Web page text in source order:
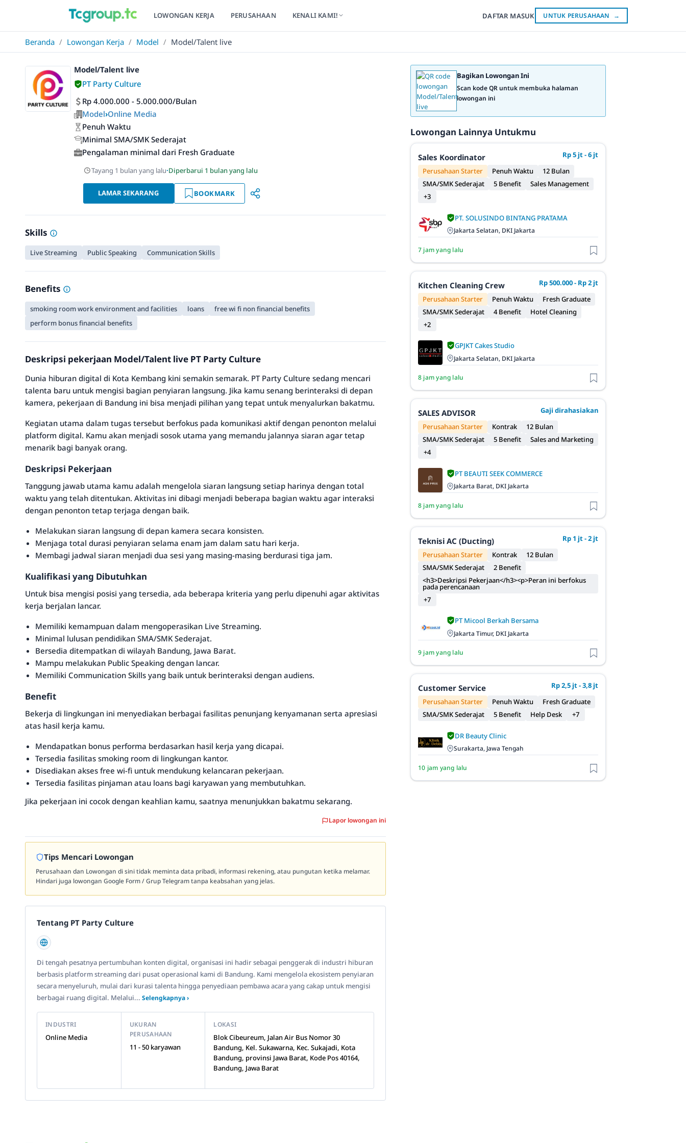
LOWONGAN KERJA PERUSAHAAN KENALI KAMI! DAFTAR MASUK UNTUK PERUSAHAAN →
Beranda / Lowongan Kerja / Model / Model/Talent live
Model/Talent live
PT Party Culture
Rp 4.000.000 - 5.000.000/Bulan
Model›Online Media
Penuh Waktu
Minimal SMA/SMK Sederajat
Pengalaman minimal dari Fresh Graduate
Tayang 1 bulan yang lalu·Diperbarui 1 bulan yang lalu
LAMAR SEKARANG BOOKMARK
Skills
Live Streaming Public Speaking Communication Skills
Benefits
smoking room work environment and facilities loans
free wi fi non financial benefits
perform bonus financial benefits
Deskripsi pekerjaan Model/Talent live PT Party Culture
Dunia hiburan digital di Kota Kembang kini semakin semarak. PT Party Culture sedang mencari
talenta baru untuk mengisi bagian penyiaran langsung. Jika kamu senang berinteraksi di depan
kamera, pekerjaan di Bandung ini bisa menjadi pilihan yang tepat untuk menyalurkan bakatmu.
Kegiatan utama dalam tugas tersebut berfokus pada komunikasi aktif dengan penonton melalui
platform digital. Kamu akan menjadi sosok utama yang memandu jalannya siaran agar tetap
menarik bagi banyak orang.
Deskripsi Pekerjaan
Tanggung jawab utama kamu adalah mengelola siaran langsung setiap harinya dengan total
waktu yang telah ditentukan. Aktivitas ini dibagi menjadi beberapa bagian waktu agar interaksi
dengan penonton tetap terjaga dengan baik.
Melakukan siaran langsung di depan kamera secara konsisten.
Menjaga total durasi penyiaran selama enam jam dalam satu hari kerja.
Membagi jadwal siaran menjadi dua sesi yang masing-masing berdurasi tiga jam.
Kualifikasi yang Dibutuhkan
Untuk bisa mengisi posisi yang tersedia, ada beberapa kriteria yang perlu dipenuhi agar aktivitas
kerja berjalan lancar.
Memiliki kemampuan dalam mengoperasikan Live Streaming.
Minimal lulusan pendidikan SMA/SMK Sederajat.
Bersedia ditempatkan di wilayah Bandung, Jawa Barat.
Mampu melakukan Public Speaking dengan lancar.
Memiliki Communication Skills yang baik untuk berinteraksi dengan audiens.
Benefit
Bekerja di lingkungan ini menyediakan berbagai fasilitas penunjang kenyamanan serta apresiasi
atas hasil kerja kamu.
Mendapatkan bonus performa berdasarkan hasil kerja yang dicapai.
Tersedia fasilitas smoking room di lingkungan kantor.
Disediakan akses free wi-fi untuk mendukung kelancaran pekerjaan.
Tersedia fasilitas pinjaman atau loans bagi karyawan yang membutuhkan.
Jika pekerjaan ini cocok dengan keahlian kamu, saatnya menunjukkan bakatmu sekarang.
Lapor lowongan ini
Tips Mencari Lowongan
Perusahaan dan Lowongan di sini tidak meminta data pribadi, informasi rekening, atau pungutan ketika melamar.
Hindari juga lowongan Google Form / Grup Telegram tanpa keabsahan yang jelas.
Tentang PT Party Culture
Di tengah pesatnya pertumbuhan konten digital, organisasi ini hadir sebagai penggerak di industri hiburan
berbasis platform streaming dari pusat operasional kami di Bandung. Kami mengelola ekosistem penyiaran
secara menyeluruh, mulai dari kurasi talenta hingga penyediaan pembawa acara yang cakap untuk mengisi
berbagai ruang digital. Melalui... Selengkapnya ›
INDUSTRI
Online Media
UKURAN
PERUSAHAAN
11 - 50 karyawan
LOKASI
Blok Cibeureum, Jalan Air Bus Nomor 30
Bandung, Kel. Sukawarna, Kec. Sukajadi, Kota
Bandung, provinsi Jawa Barat, Kode Pos 40164,
Bandung, Jawa Barat
Bagikan Lowongan Ini
Scan kode QR untuk membuka halaman
lowongan ini
Lowongan Lainnya Untukmu
Sales Koordinator
Rp 5 jt - 6 jt
Perusahaan Starter
Penuh Waktu
12 Bulan
SMA/SMK Sederajat
5 Benefit
Sales Management
+3
PT. SOLUSINDO BINTANG PRATAMA
Jakarta Selatan, DKI Jakarta
7 jam yang lalu
Kitchen Cleaning Crew
Rp 500.000 - Rp 2 jt
Perusahaan Starter
Penuh Waktu
Fresh Graduate
SMA/SMK Sederajat
4 Benefit
Hotel Cleaning
+2
GPJKT Cakes Studio
Jakarta Selatan, DKI Jakarta
8 jam yang lalu
SALES ADVISOR
Gaji dirahasiakan
Perusahaan Starter
Kontrak
12 Bulan
SMA/SMK Sederajat
5 Benefit
Sales and Marketing
+4
PT BEAUTI SEEK COMMERCE
Jakarta Barat, DKI Jakarta
8 jam yang lalu
Teknisi AC (Ducting)
Rp 1 jt - 2 jt
Perusahaan Starter
Kontrak
12 Bulan
SMA/SMK Sederajat
2 Benefit
<h3>Deskripsi Pekerjaan</h3><p>Peran ini berfokus
pada perencanaan
+7
PT Micool Berkah Bersama
Jakarta Timur, DKI Jakarta
9 jam yang lalu
Customer Service
Rp 2,5 jt - 3,8 jt
Perusahaan Starter
Penuh Waktu
Fresh Graduate
SMA/SMK Sederajat
5 Benefit Help Desk +7
DR Beauty Clinic
Surakarta, Jawa Tengah
10 jam yang lalu